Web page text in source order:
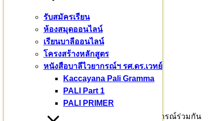
รับสมัครเรียน
ห้องสมุดออนไลน์
เรียนบาลีออนไลน์
โครงสร้างหลักสูตร
หนังสือบาลีไวยากรณ์ฯ รศ.ดร.เวทย์
Kaccayana Pali Gramma
PALI Part 1
PALI PRIMER
Pali English Program : PEP
ระดับมัธยมศึกษาตอนต้น
มหาวชิราลงกรณ
บาลีเถรวาทราชวิทยาลัย
เตปิฏกบาลีศากยสีหะเป็นหลักสูตรที่จัดประสบการณ์ร่วมกัน